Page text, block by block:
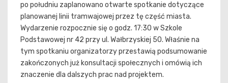
po południu zaplanowano otwarte spotkanie dotyczące
planowanej linii tramwajowej przez tę część miasta.
Wydarzenie rozpocznie się o godz. 17:30 w Szkole
Podstawowej nr 42 przy ul. Wałbrzyskiej 50. Właśnie na
tym spotkaniu organizatorzy przestawią podsumowanie
zakończonych już konsultacji społecznych i omówią ich
znaczenie dla dalszych prac nad projektem.